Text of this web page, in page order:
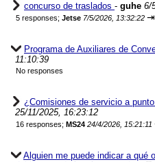
concurso de traslados - guhe 6/
5 responses; Jetse 7/5/2026, 13:32:22 ⇥
Programa de Auxiliares de
11:10:39
No responses
¿Comisiones de servicio a
25/11/2025, 16:23:12
16 responses; MS24 24/4/2026, 15:21:11
Alguien me puede indicar a qué